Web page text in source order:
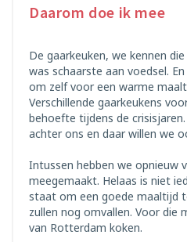
Daarom doe ik mee
De gaarkeuken, we kennen
was schaarste aan voedsel.
om zelf voor een warme
Verschillende gaarkeukens
behoefte tijdens de
achter ons en daar willen we
Intussen hebben we opnieuw
meegemaakt. Helaas is niet
staat om een goede maaltijd
zullen nog omvallen. Voor die
van Rotterdam koken.